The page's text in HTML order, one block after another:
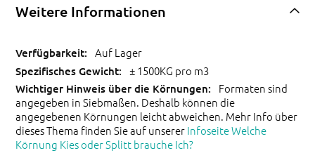
Weitere Informationen
Auf Lager
± 1500KG pro m3
Formaten sind
angegeben in Siebmaßen. Deshalb können die
angegebenen Körnungen leicht abweichen. Mehr Info über
dieses Thema finden Sie auf unsererInfoseite Welche
Körnung Kies oder Splitt brauche Ich?